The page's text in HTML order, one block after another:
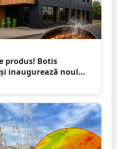
produs! Botis
inaugurează noul